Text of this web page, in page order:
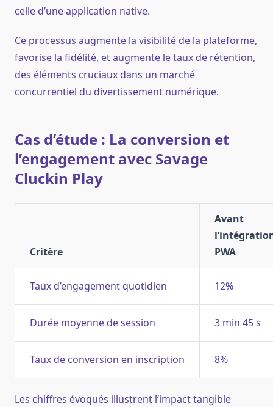
celle d’une application native.
Ce processus augmente la visibilité de la plateforme,
favorise la fidélité, et augmente le taux de rétention,
des éléments cruciaux dans un marché
concurrentiel du divertissement numérique.
Cas d’étude : La conversion et
l’engagement avec Savage
Cluckin Play
Critère
Avant
PWA
Taux d’engagement quotidien 12%
Durée moyenne de session 3 min 45 s
Taux de conversion en inscription 8%
Les chiffres évoqués illustrent l’impact tangible